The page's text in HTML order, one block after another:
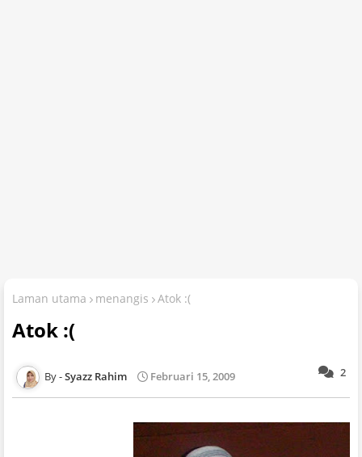
Laman utama menangis Atok :(
Atok :(
2
Syazz Rahim Februari 15, 2009